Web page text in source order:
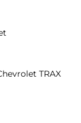
TRAX